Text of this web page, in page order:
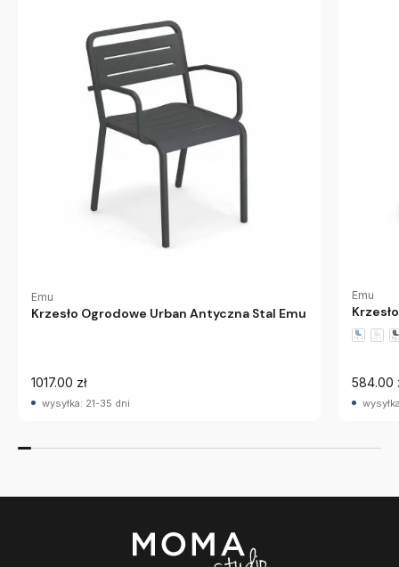
Emu
Krzesło Ogrodowe Urban Antyczna Stal Emu
1017.00 zł
wysyłka: 21-35 dni
Emu
584.00